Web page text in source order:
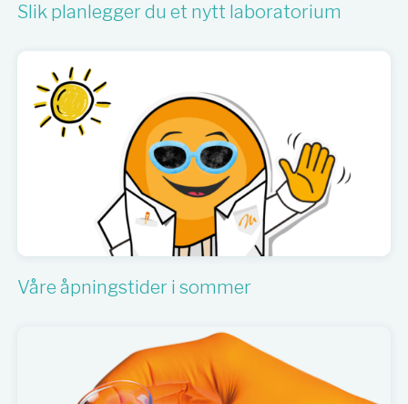
Slik planlegger du et nytt laboratorium
Våre åpningstider i sommer